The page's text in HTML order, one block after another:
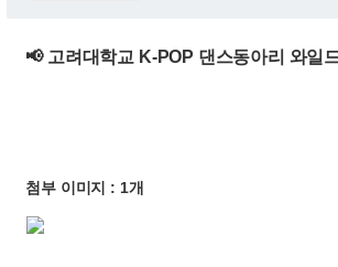
📢 고려대학교 K-POP 댄스동아리 와일
첨부 이미지 : 1개